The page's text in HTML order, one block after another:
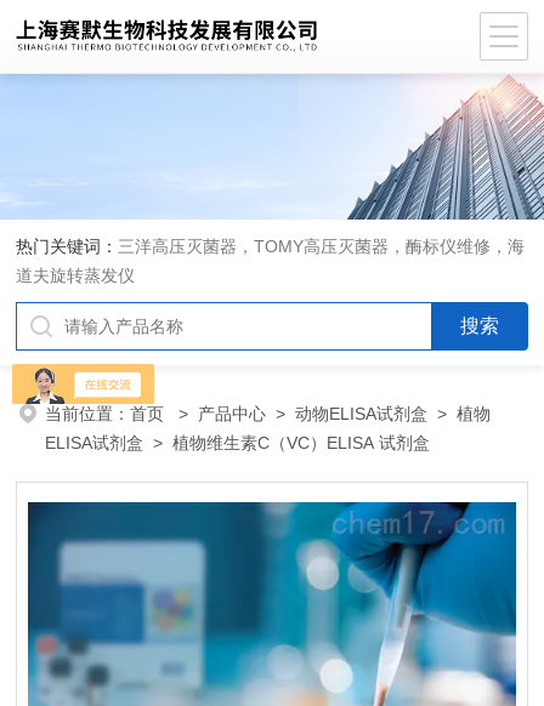
热门关键词： 三洋高压灭菌器，TOMY高压灭菌器，酶标仪维修，海
道夫旋转蒸发仪
当前位置：首页 > 产品中心 >动物ELISA试剂盒 >植物
ELISA试剂盒 > 植物维生素C（VC）ELISA 试剂盒